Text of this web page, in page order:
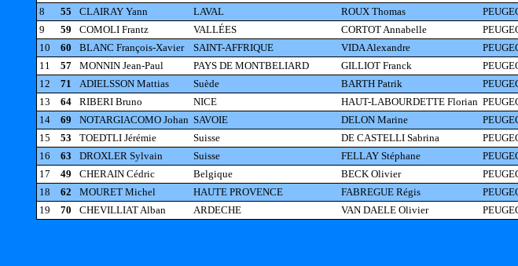
8
55 CLAIRAY Yann LAVAL ROUX Thomas
9
59 COMOLI Frantz VALLÉES CORTOT Annabelle
10
60 BLANC François-Xavier SAINT-AFFRIQUE VIDA Alexandre
11
57 MONNIN Jean-Paul PAYS DE MONTBELIARD GILLIOT Franck
12
71 ADIELSSON Mattias Suède BARTH Patrik
13
64 RIBERI Bruno NICE HAUT-LABOURDETTE Florian
14
69 NOTARGIACOMO Johan SAVOIE DELON Marine
15
53 TOEDTLI Jérémie Suisse DE CASTELLI Sabrina
16
63 DROXLER Sylvain Suisse FELLAY Stéphane
17
49 CHERAIN Cédric Belgique BECK Olivier
18
62 MOURET Michel HAUTE PROVENCE FABREGUE Régis
19
70 CHEVILLIAT Alban ARDECHE VAN DAELE Olivier